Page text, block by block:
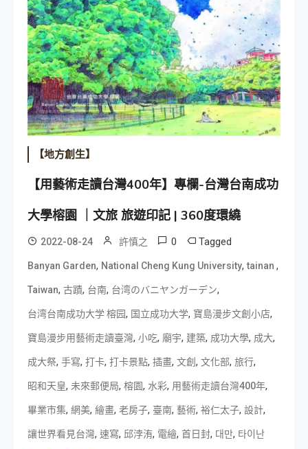
【地方創生】
【用藝術走讀台灣400年】專欄-台灣台南成功
大學榕園 ｜文旅 旅遊印記 | 360度環繞
2022-08-24 許慎之 0 Tagged
Banyan Garden, National Cheng Kung University,tainan ,
Taiwan, 古蹟, 台南, 台湾のバニヤンガーデン,
台湾台南成功大学 榕园, 国立成功大学, 寶島漫步文創小店,
寶島漫步用藝術走讀臺灣, 小吃, 廟宇, 建築, 成功大學, 成大,
成大祭, 手寫, 打卡, 打卡景點, 插畫, 文創 , 文化部, 旅行,
昭和天皇, 未來郵便局, 榕園, 水彩, 用藝術走讀台灣400年,
畢業市集, 網美, 繪畫, 老房子, 臺南, 藝術, 裕仁太子, 設計,
讓世界看見台灣, 速寫, 邱浡洧, 電繪, 首日封, 대만, 타이난